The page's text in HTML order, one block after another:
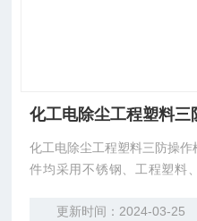
化工电除尘工程塑料
化工电除尘工程塑料三防操作柱FZC-
件均采用不锈钢、工程塑料
z，电压380V以下，直流至
更新时间：2024-03-25